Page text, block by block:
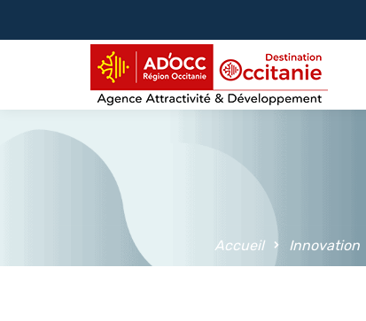
Accueil Innovation